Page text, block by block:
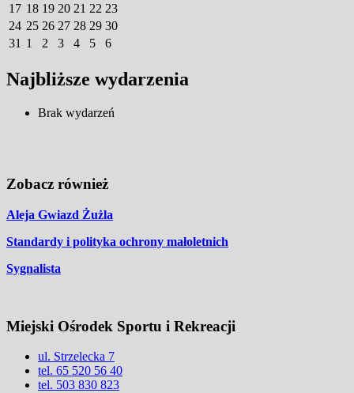
17 18 19 20 21 22 23
24 25 26 27 28 29 30
31 1 2 3 4 5 6
Najbliższe wydarzenia
Brak wydarzeń
Zobacz również
Aleja Gwiazd Żużla
Standardy i polityka ochrony małoletnich
Sygnalista
Miejski Ośrodek Sportu i Rekreacji
ul. Strzelecka 7
tel. 65 520 56 40
tel. 503 830 823